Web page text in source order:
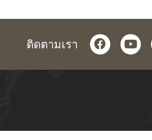
ติดตามเรา facebook